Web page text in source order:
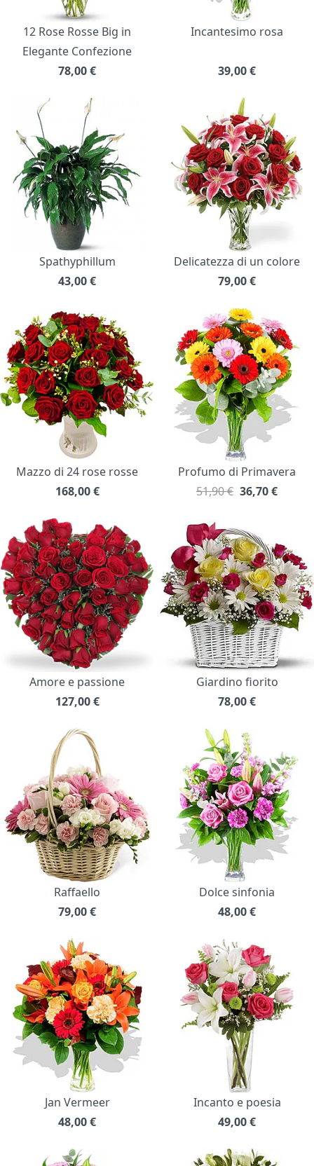
12 Rose Rosse Big in
Elegante Confezione
78,00€
Incantesimo rosa
39,00€
Spathyphillum
43,00€
Delicatezza di un colore
79,00€
Mazzo di 24 rose rosse
168,00 €
Profumo di Primavera
51,90 € 36,70€
Amore e passione
127,00 €
Giardino fiorito
78,00€
Raffaello
79,00€
Dolce sinfonia
48,00€
Jan Vermeer
48,00€
Incanto e poesia
49,00€